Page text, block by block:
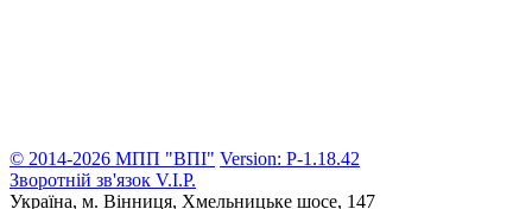
© 2014-2026 МПП "ВПІ" Version: P-1.18.42
Зворотній зв'язок V.I.P.
Україна, м. Вінниця, Хмельницьке шосе, 147